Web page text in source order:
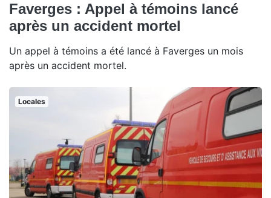
Faverges : Appel à témoins lancé
après un accident mortel
Un appel à témoins a été lancé à Faverges un mois
après un accident mortel.
Locales